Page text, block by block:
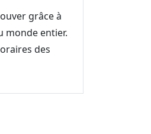
grâce à
monde entier.
des